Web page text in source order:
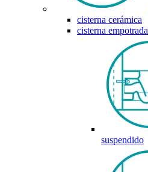
cisterna cerámica
cisterna empotrada
suspendido